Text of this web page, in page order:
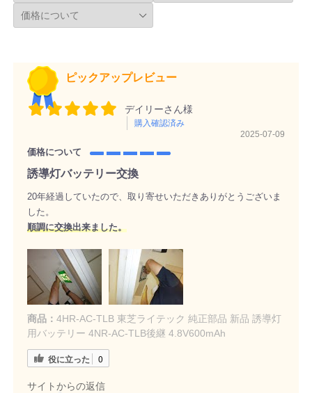
ピックアップレビュー
デイリーさん様
購入確認済み
2025-07-09
価格について
誘導灯バッテリー交換
20年経過していたので、取り寄せいただきありがとうございま
した。
順調に交換出来ました。
商品： 4HR-AC-TLB 東芝ライテック 純正部品 新品 誘導灯
用バッテリー 4NR-AC-TLB後継 4.8V600mAh
役に立った 0
サイトからの返信